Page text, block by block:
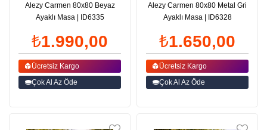
Alezy Carmen 80x80 Beyaz
Ayaklı Masa | ID6335
₺1.990,00
Ücretsiz Kargo
Çok Al Az Öde
Alezy Carmen 80x80 Metal Gri
Ayaklı Masa | ID6328
₺1.650,00
Ücretsiz Kargo
Çok Al Az Öde